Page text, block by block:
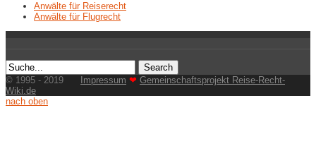
Anwälte für Reiserecht
Anwälte für Flugrecht
© 1995 - 2019 Impressum ❤ Gemeinschaftsprojekt Reise-Recht-
Wiki.de
nach oben